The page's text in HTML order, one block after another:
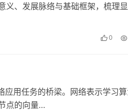
义、发展脉络与基础框架，梳理
0
用任务的桥梁。网络表示学习
点的向量…